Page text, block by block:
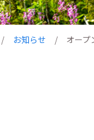
お知らせ オー